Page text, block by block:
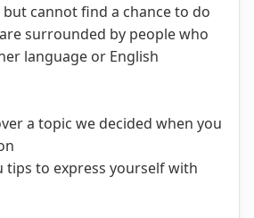
but cannot find a chance to do
surrounded by people who
language or English
a topic we decided when you
to express yourself with